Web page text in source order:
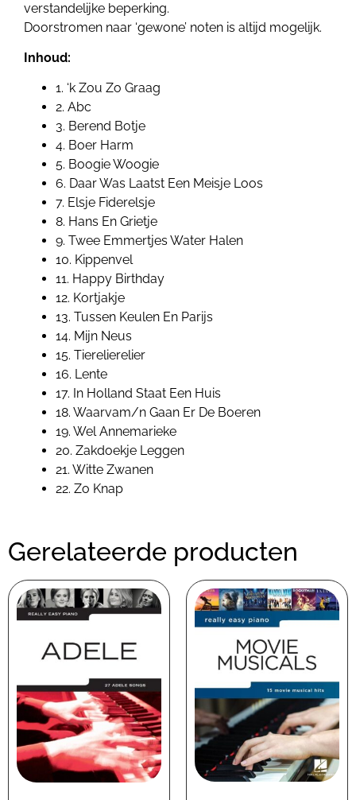
verstandelijke beperking.
Doorstromen naar ‘gewone’ noten is altijd mogelijk.
Inhoud:
1. ‘k Zou Zo Graag
2. Abc
3. Berend Botje
4. Boer Harm
5. Boogie Woogie
6. Daar Was Laatst Een Meisje Loos
7. Elsje Fiderelsje
8. Hans En Grietje
9. Twee Emmertjes Water Halen
10. Kippenvel
11. Happy Birthday
12. Kortjakje
13. Tussen Keulen En Parijs
14. Mijn Neus
15. Tierelierelier
16. Lente
17. In Holland Staat Een Huis
18. Waarvam/n Gaan Er De Boeren
19. Wel Annemarieke
20. Zakdoekje Leggen
21. Witte Zwanen
22. Zo Knap
Gerelateerde producten